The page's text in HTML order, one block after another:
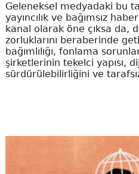
Geleneksel medyadaki bu
yayıncılık ve bağımsız
kanal olarak öne çıksa da,
zorluklarını beraberinde
bağımlılığı, fonlama
şirketlerinin tekelci yapısı,
sürdürülebilirliğini ve